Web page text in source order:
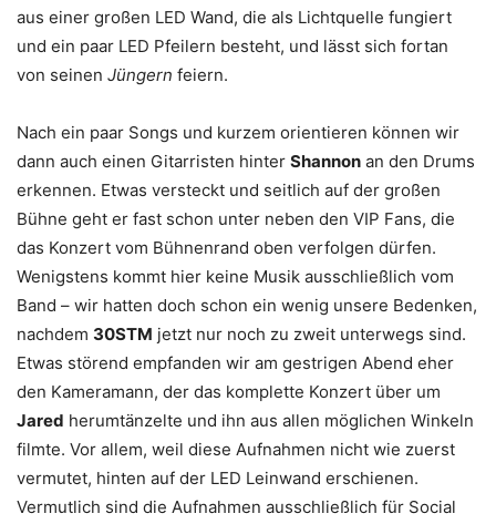
aus einer großen LED Wand, die als Lichtquelle fungiert
und ein paar LED Pfeilern besteht, und lässt sich fortan
von seinen Jüngern feiern.
Nach ein paar Songs und kurzem orientieren können wir
dann auch einen Gitarristen hinter Shannon an den Drums
erkennen. Etwas versteckt und seitlich auf der großen
Bühne geht er fast schon unter neben den VIP Fans, die
das Konzert vom Bühnenrand oben verfolgen dürfen.
Wenigstens kommt hier keine Musik ausschließlich vom
Band – wir hatten doch schon ein wenig unsere Bedenken,
nachdem 30STM jetzt nur noch zu zweit unterwegs sind.
Etwas störend empfanden wir am gestrigen Abend eher
den Kameramann, der das komplette Konzert über um
Jared herumtänzelte und ihn aus allen möglichen Winkeln
filmte. Vor allem, weil diese Aufnahmen nicht wie zuerst
vermutet, hinten auf der LED Leinwand erschienen.
Vermutlich sind die Aufnahmen ausschließlich für Social